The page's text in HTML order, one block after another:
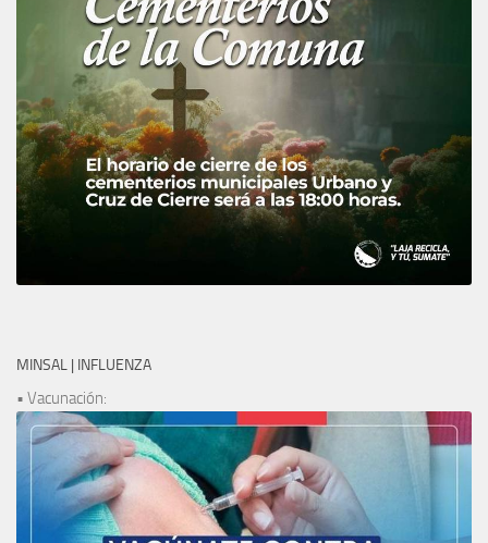
MINSAL | INFLUENZA
• Vacunación: